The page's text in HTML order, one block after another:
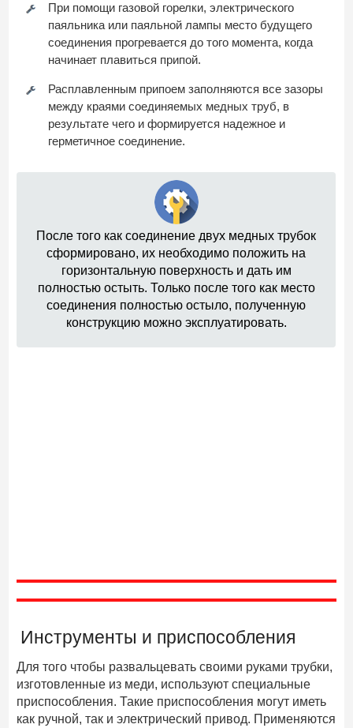
При помощи газовой горелки, электрического
паяльника или паяльной лампы место будущего
соединения прогревается до того момента, когда
начинает плавиться припой.
Расплавленным припоем заполняются все зазоры
между краями соединяемых медных труб, в
результате чего и формируется надежное и
герметичное соединение.
После того как соединение двух медных трубок
сформировано, их необходимо положить на
горизонтальную поверхность и дать им
полностью остыть. Только после того как место
соединения полностью остыло, полученную
конструкцию можно эксплуатировать.
Инструменты и приспособления
Для того чтобы развальцевать своими руками трубки,
изготовленные из меди, используют специальные
приспособления. Такие приспособления могут иметь
как ручной, так и электрический привод. Применяются